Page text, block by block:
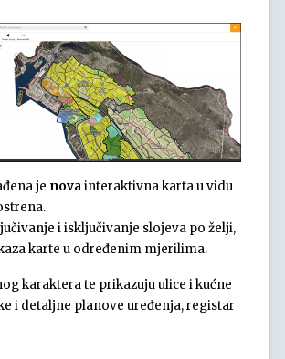
je novainteraktivna karta u vidu
i isključivanje slojeva po želji,
karte u određenim mjerilima.
karaktera te prikazuju ulice i kućne
i detaljne planove uređenja, registar